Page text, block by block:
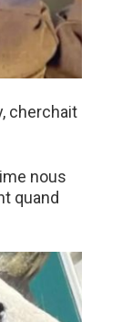
cherchait
nous
quand